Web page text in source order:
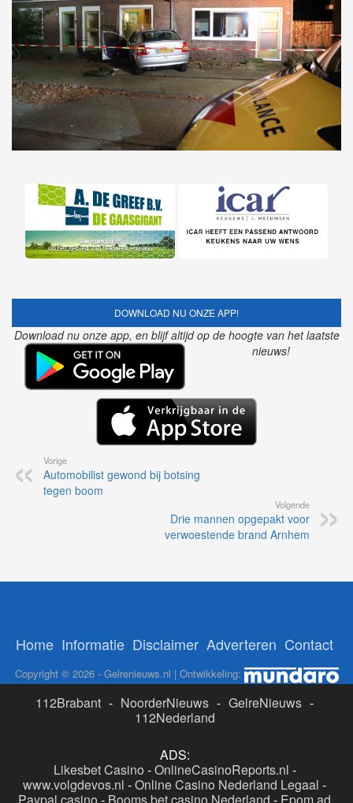
DOWNLOAD NU ONZE APP!
Download nu onze app, en blijf altijd op de hoogte van het laatste
nieuws!
Vorige
Automobilist gewond bij botsing
tegen boom
Volgende
Drie mannen opgepakt voor
verwoestende brand Arnhem
Home Informatie Disclaimer Adverteren Contact
Copyright © 2026 - Gelrenieuws.nl | Ontwikkeling:
112Brabant - NoorderNieuws - GelreNieuws -
112Nederland
ADS:
Likesbet Casino -OnlineCasinoReports.nl -
www.volgdevos.nl -Online Casino Nederland Legaal -
Paypal casino - Booms.bet casino Nederland - Epom ad